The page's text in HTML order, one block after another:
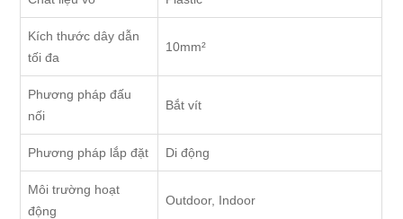
Kích thước dây dẫn
tối đa
10mm²
Phương pháp đấu
nối
Bắt vít
Phương pháp lắp đặt Di động
Môi trường hoạt
động
Outdoor, Indoor